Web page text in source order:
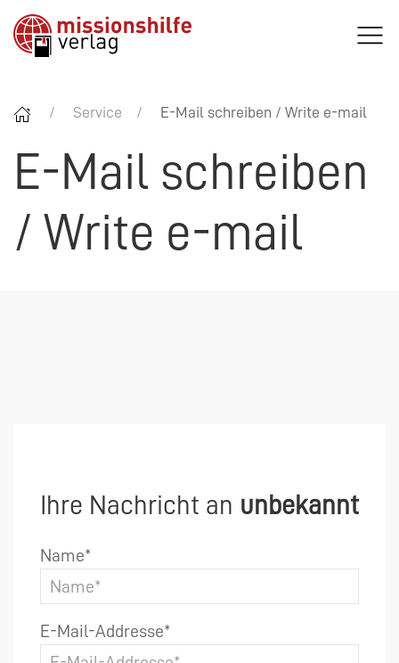
Service E-Mail schreiben / Write e-mail
E-Mail schreiben
/ Write e-mail
Ihre Nachricht an unbekannt
Name*
E-Mail-Addresse*